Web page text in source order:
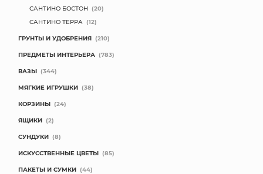
САНТИНО БОСТОН (20)
САНТИНО ТЕРРА (12)
ГРУНТЫ И УДОБРЕНИЯ (210)
ПРЕДМЕТЫ ИНТЕРЬЕРА (783)
ВАЗЫ (344)
МЯГКИЕ ИГРУШКИ (38)
КОРЗИНЫ (24)
ЯЩИКИ (2)
СУНДУКИ (8)
ИСКУССТВЕННЫЕ ЦВЕТЫ (85)
ПАКЕТЫ И СУМКИ (44)